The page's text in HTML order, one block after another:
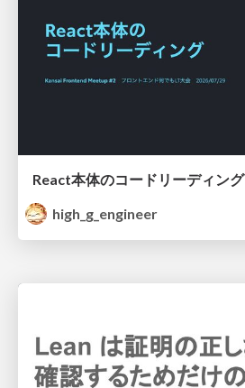
React本体のコードリーディング
high_g_engineer